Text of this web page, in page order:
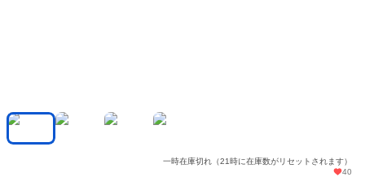
一時在庫切れ（21時に在庫数がリセットされます）
40